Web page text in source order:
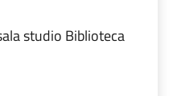
studio Biblioteca